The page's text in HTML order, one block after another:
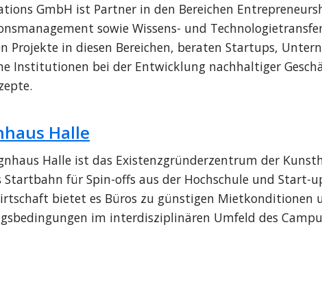
GmbH ist Partner in den Bereichen
sowie Wissens- und
Projekte in diesen Bereichen, beraten Startups,
Institutionen bei der Entwicklung nachhaltiger
Halle
Halle ist das Existenzgründerzentrum der
Startbahn für Spin-offs aus der Hochschule und Start-
bietet es Büros zu günstigen Mietkonditionen
im interdisziplinären Umfeld des